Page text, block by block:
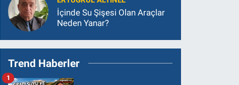
İçinde Su Şişesi Olan Araçlar
Neden Yanar?
Trend Haberler
1